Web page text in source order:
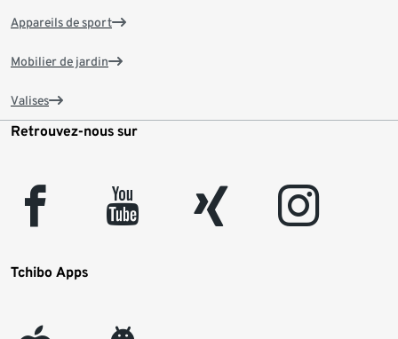
Appareils de sport
Mobilier de jardin
Valises
Retrouvez-nous sur
facebook youtube xing instagram
Tchibo Apps